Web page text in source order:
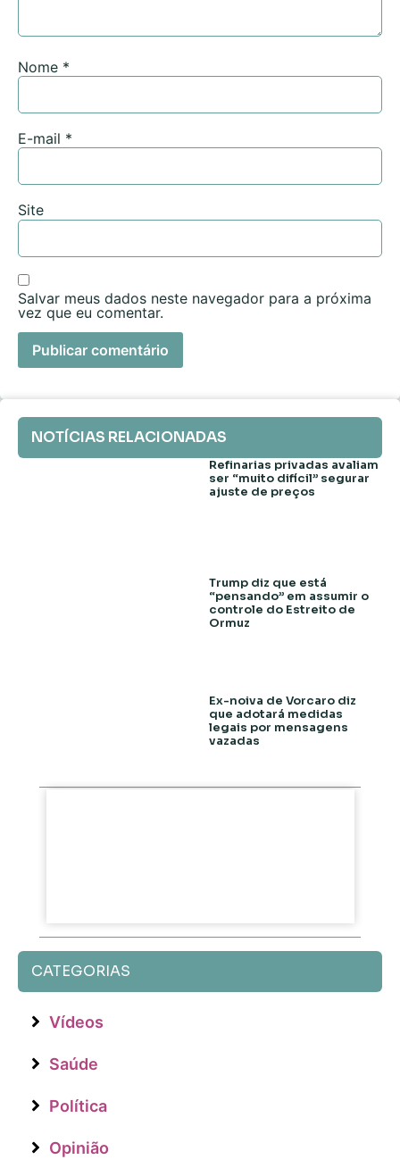
Nome *
E-mail *
Site
Salvar meus dados neste navegador para a próxima
vez que eu comentar.
NOTÍCIAS RELACIONADAS
Refinarias privadas avaliam
ser “muito difícil” segurar
ajuste de preços
Trump diz que está
“pensando” em assumir o
controle do Estreito de
Ormuz
Ex-noiva de Vorcaro diz
que adotará medidas
legais por mensagens
vazadas
CATEGORIAS
Vídeos
Saúde
Política
Opinião